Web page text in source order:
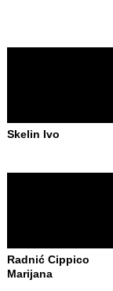
Skelin Ivo
Radnić Cippico
Marijana